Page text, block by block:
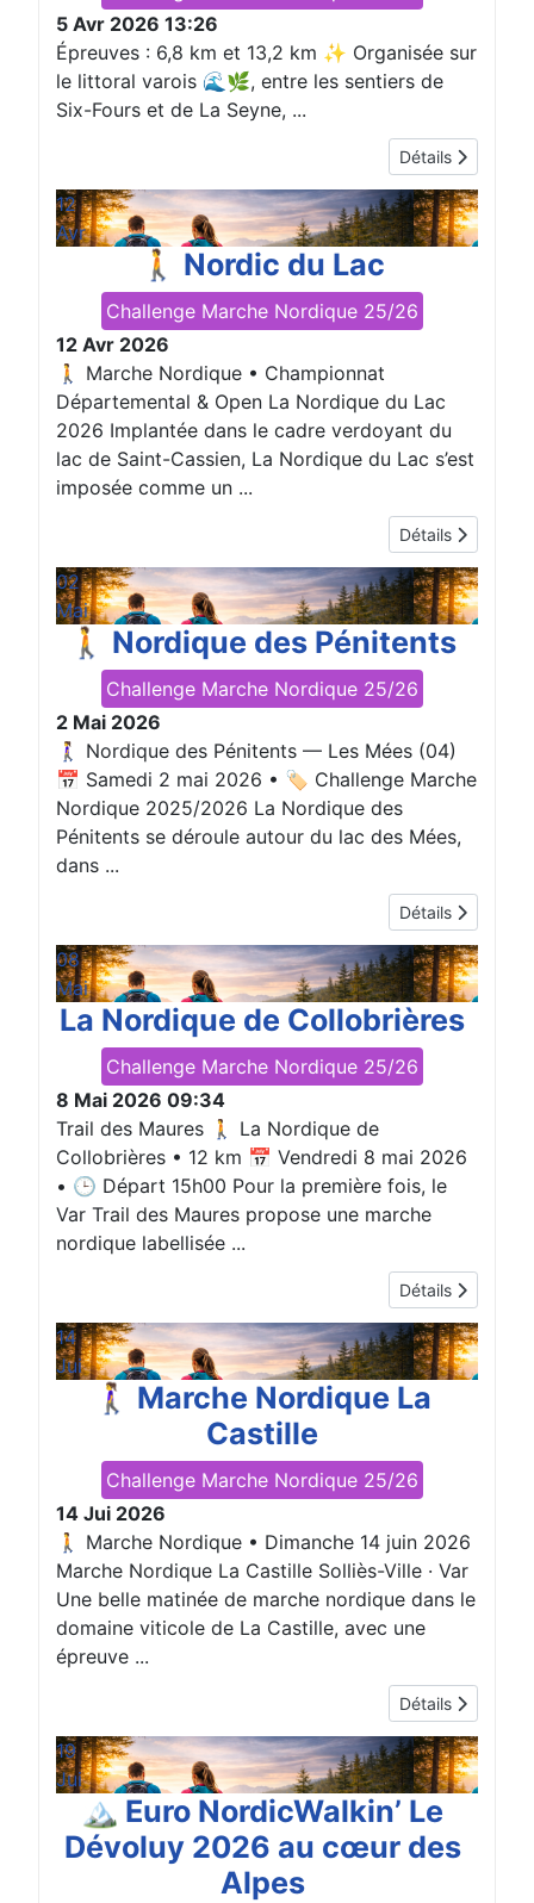
5 Avr 2026 13:26
Épreuves : 6,8 km et 13,2 km ✨ Organisée sur
le littoral varois 🌊🌿, entre les sentiers de
Six-Fours et de La Seyne, ...
Détails
12
Avr
🚶 Nordic du Lac
Challenge Marche Nordique 25/26
12 Avr 2026
🚶 Marche Nordique • Championnat
Départemental & Open La Nordique du Lac
2026 Implantée dans le cadre verdoyant du
lac de Saint-Cassien, La Nordique du Lac s’est
imposée comme un ...
Détails
02
Mai
🚶 Nordique des Pénitents
Challenge Marche Nordique 25/26
2 Mai 2026
🚶‍♀️ Nordique des Pénitents — Les Mées (04)
📅 Samedi 2 mai 2026 • 🏷️ Challenge Marche
Nordique 2025/2026 La Nordique des
Pénitents se déroule autour du lac des Mées,
dans ...
Détails
08
Mai
La Nordique de Collobrières
Challenge Marche Nordique 25/26
8 Mai 2026 09:34
Trail des Maures 🚶 La Nordique de
Collobrières • 12 km 📅 Vendredi 8 mai 2026
• 🕒 Départ 15h00 Pour la première fois, le
Var Trail des Maures propose une marche
nordique labellisée ...
Détails
14
Jui
🚶‍♀️ Marche Nordique La
Castille
Challenge Marche Nordique 25/26
14 Jui 2026
🚶 Marche Nordique • Dimanche 14 juin 2026
Marche Nordique La Castille Solliès-Ville · Var
Une belle matinée de marche nordique dans le
domaine viticole de La Castille, avec une
épreuve ...
Détails
19
Jui
🏔️ Euro NordicWalkin’ Le
Dévoluy 2026 au cœur des
Alpes